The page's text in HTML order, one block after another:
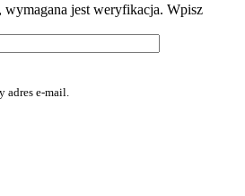
jest weryfikacja. Wpisz
adres e-mail.